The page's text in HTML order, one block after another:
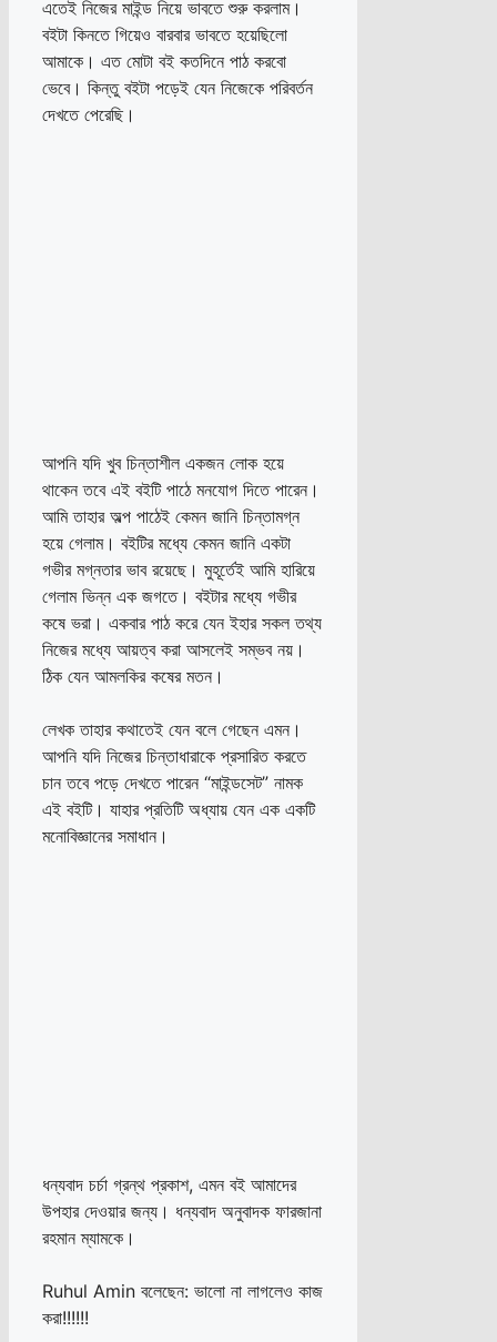
এতেই নিজের মাইন্ড নিয়ে ভাবতে শুরু করলাম।
বইটা কিনতে গিয়েও বারবার ভাবতে হয়েছিলো
আমাকে। এত মোটা বই কতদিনে পাঠ করবো
ভেবে। কিন্তু বইটা পড়েই যেন নিজেকে পরিবর্তন
দেখতে পেরেছি।
আপনি যদি খুব চিন্তাশীল একজন লোক হয়ে
থাকেন তবে এই বইটি পাঠে মনযোগ দিতে পারেন।
আমি তাহার অল্প পাঠেই কেমন জানি চিন্তামগ্ন
হয়ে গেলাম। বইটির মধ্যে কেমন জানি একটা
গভীর মগ্নতার ভাব রয়েছে। মুহূর্তেই আমি হারিয়ে
গেলাম ভিন্ন এক জগতে। বইটার মধ্যে গভীর
কষে ভরা। একবার পাঠ করে যেন ইহার সকল তথ্য
নিজের মধ্যে আয়ত্ব করা আসলেই সম্ভব নয়।
ঠিক যেন আমলকির কষের মতন।
লেখক তাহার কথাতেই যেন বলে গেছেন এমন।
আপনি যদি নিজের চিন্তাধারাকে প্রসারিত করতে
চান তবে পড়ে দেখতে পারেন “মাইন্ডসেট” নামক
এই বইটি। যাহার প্রতিটি অধ্যায় যেন এক একটি
মনোবিজ্ঞানের সমাধান।
ধন্যবাদ চর্চা গ্রন্থ প্রকাশ, এমন বই আমাদের
উপহার দেওয়ার জন্য। ধন্যবাদ অনুবাদক ফারজানা
রহমান ম্যামকে।
Ruhul Amin বলেছেন: ভালো না লাগলেও কাজ
করা!!!!!!